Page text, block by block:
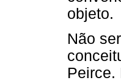
objeto.
Não
Peirce.